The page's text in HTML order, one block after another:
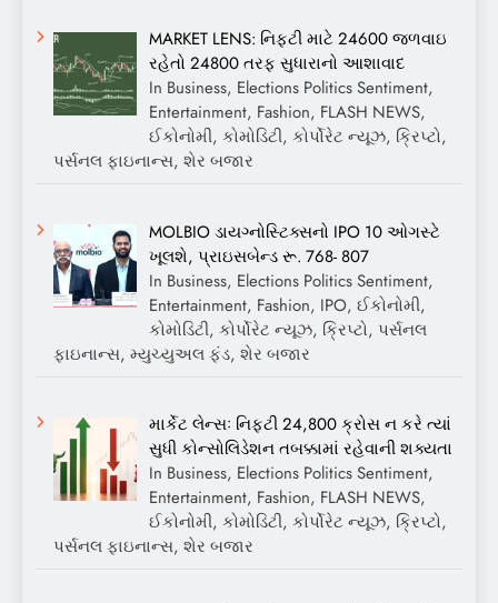
MARKET LENS: નિફ્ટી માટે 24600 જળવાઇ
રહેતો 24800 તરફ સુધારાનો આશાવાદ
In Business, Elections Politics Sentiment,
Entertainment, Fashion, FLASH NEWS,
ઈકોનોમી, કોમોડિટી, કોર્પોરેટ ન્યૂઝ, ક્રિપ્ટો,
પર્સનલ ફાઇનાન્સ, શેર બજાર
MOLBIO ડાયગ્નોસ્ટિક્સનો IPO 10 ઓગસ્ટે
ખૂલશે, પ્રાઇસબેન્ડ રૂ. 768- 807
In Business, Elections Politics Sentiment,
Entertainment, Fashion, IPO, ઈકોનોમી,
કોમોડિટી, કોર્પોરેટ ન્યૂઝ, ક્રિપ્ટો, પર્સનલ
ફાઇનાન્સ, મ્યુચ્યુઅલ ફંડ, શેર બજાર
માર્કેટ લેન્સઃ નિફ્ટી 24,800 ક્રોસ ન કરે ત્યાં
સુધી કોન્સોલિડેશન તબક્કામાં રહેવાની શક્યતા
In Business, Elections Politics Sentiment,
Entertainment, Fashion, FLASH NEWS,
ઈકોનોમી, કોમોડિટી, કોર્પોરેટ ન્યૂઝ, ક્રિપ્ટો,
પર્સનલ ફાઇનાન્સ, શેર બજાર